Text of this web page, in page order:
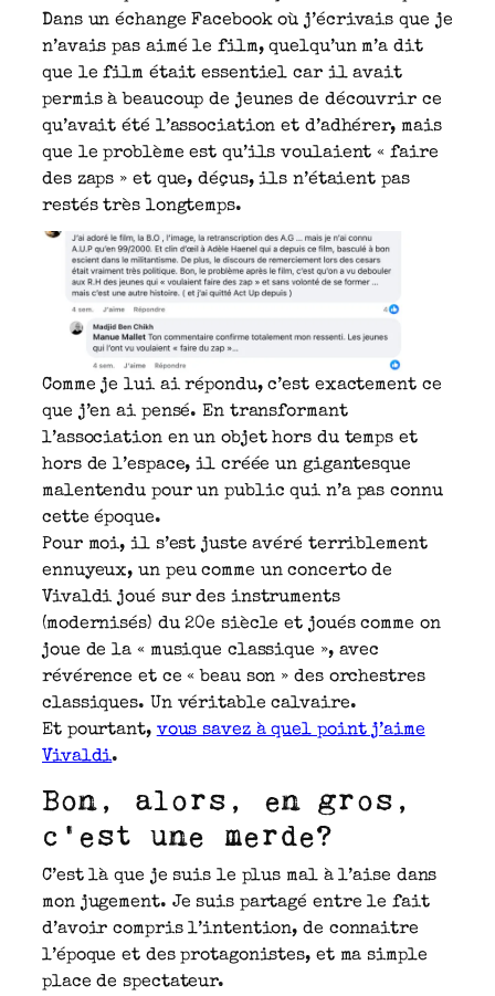
Dans un échange Facebook où j’écrivais que je
n’avais pas aimé le film, quelqu’un m’a dit
que le film était essentiel car il avait
permis à beaucoup de jeunes de découvrir ce
qu’avait été l’association et d’adhérer, mais
que le problème est qu’ils voulaient « faire
des zaps » et que, déçus, ils n’étaient pas
restés très longtemps.
Comme je lui ai répondu, c’est exactement ce
que j’en ai pensé. En transformant
l’association en un objet hors du temps et
hors de l’espace, il créée un gigantesque
malentendu pour un public qui n’a pas connu
cette époque.
Pour moi, il s’est juste avéré terriblement
ennuyeux, un peu comme un concerto de
Vivaldi joué sur des instruments
(modernisés) du 20e siècle et joués comme on
joue de la « musique classique », avec
révérence et ce « beau son » des orchestres
classiques. Un véritable calvaire.
Et pourtant, vous savez à quel point j’aime
Vivaldi.
Bon, alors, en gros,
c’est une merde?
C’est là que je suis le plus mal à l’aise dans
mon jugement. Je suis partagé entre le fait
d’avoir compris l’intention, de connaitre
l’époque et des protagonistes, et ma simple
place de spectateur.